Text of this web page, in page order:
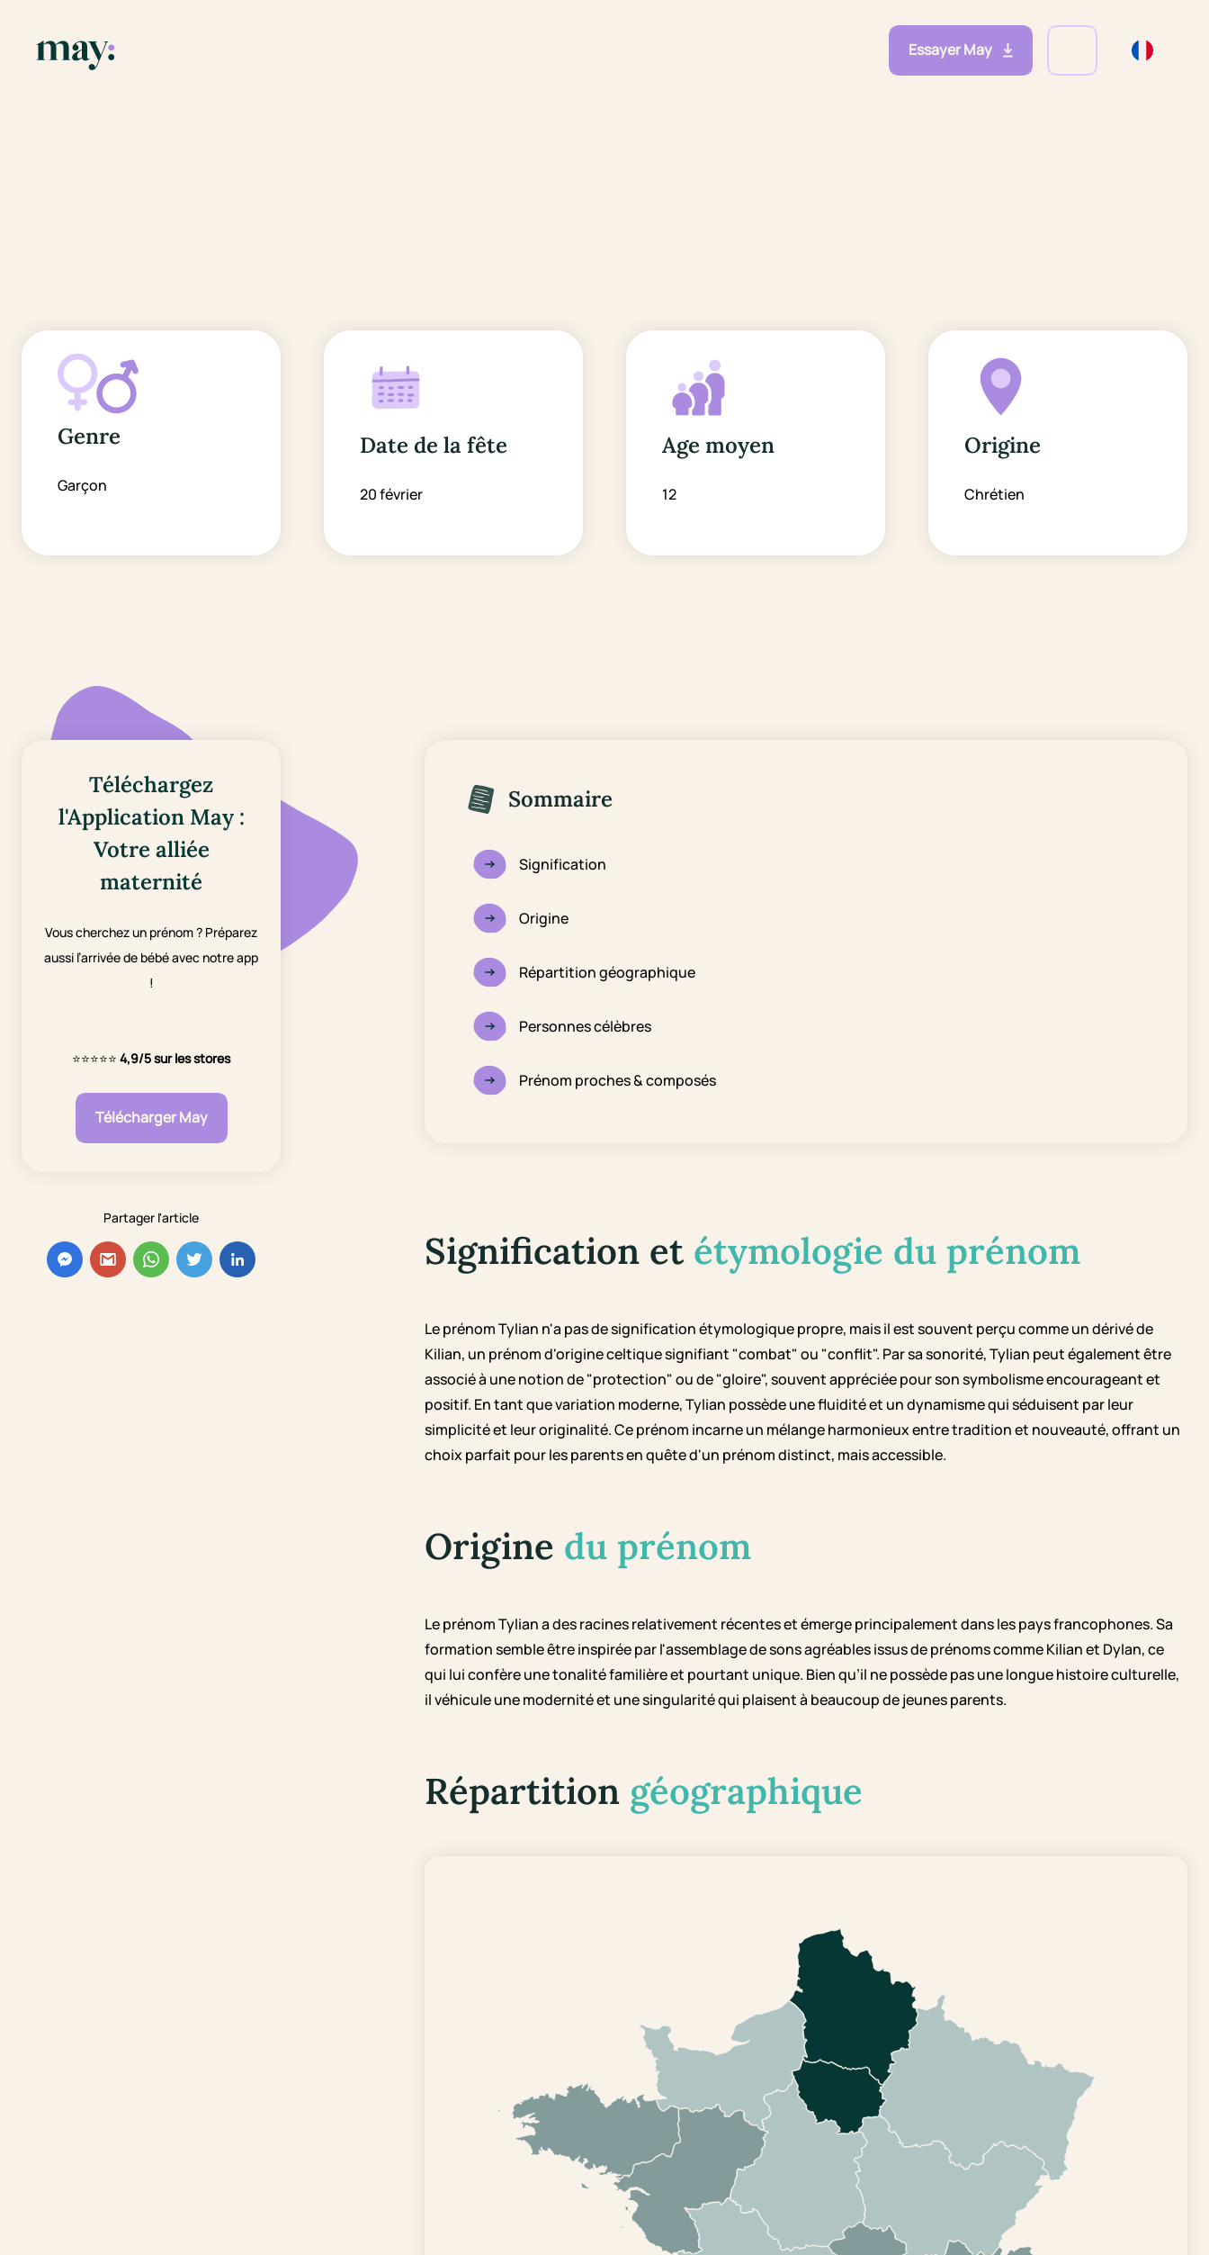
Essayer May
Genre
Garçon
Date de la fête
20 février
Age moyen
12
Origine
Chrétien
Téléchargez
l'Application May :
Votre alliée
maternité
Vous cherchez un prénom ? Préparez
aussi l’arrivée de bébé avec notre app
!
⭐⭐⭐⭐⭐ 4,9/5 sur les stores
Télécharger May
Partager l'article
Sommaire
Signification
Origine
Répartition géographique
Personnes célèbres
Prénom proches & composés
Signification et étymologie du prénom
Le prénom Tylian n'a pas de signification étymologique propre, mais il est souvent perçu comme un dérivé de
Kilian, un prénom d'origine celtique signifiant "combat" ou "conflit". Par sa sonorité, Tylian peut également être
associé à une notion de "protection" ou de "gloire", souvent appréciée pour son symbolisme encourageant et
positif. En tant que variation moderne, Tylian possède une fluidité et un dynamisme qui séduisent par leur
simplicité et leur originalité. Ce prénom incarne un mélange harmonieux entre tradition et nouveauté, offrant un
choix parfait pour les parents en quête d'un prénom distinct, mais accessible.
Origine du prénom
Le prénom Tylian a des racines relativement récentes et émerge principalement dans les pays francophones. Sa
formation semble être inspirée par l'assemblage de sons agréables issus de prénoms comme Kilian et Dylan, ce
qui lui confère une tonalité familière et pourtant unique. Bien qu’il ne possède pas une longue histoire culturelle,
il véhicule une modernité et une singularité qui plaisent à beaucoup de jeunes parents.
Répartition géographique